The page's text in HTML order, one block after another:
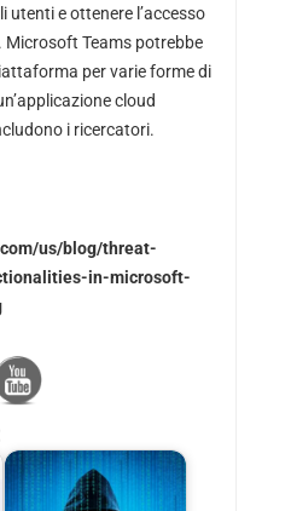
utenti e ottenere l’accesso
Teams potrebbe
per varie forme di
cloud
i ricercatori.
us/blog/threat-
in-microsoft-